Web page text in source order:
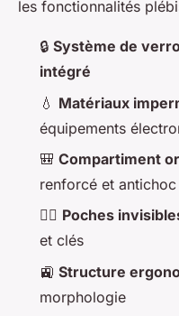
les fonctionnalités
🔒 Système de
intégré
💧 Matériaux
équipements
🎒 Compartiment
renforcé et antichoc
🕵️‍♀️ Poches
et clés
🚉 Structure
morphologie